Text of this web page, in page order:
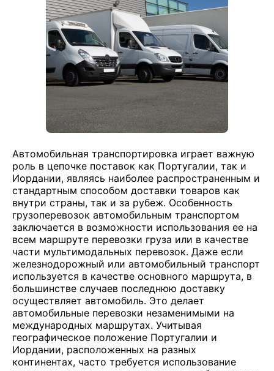
Автомобильная транспортировка играет важную
роль в цепочке поставок как Португалии, так и
Иордании, являясь наиболее распространенным и
стандартным способом доставки товаров как
внутри страны, так и за рубеж. Особенность
грузоперевозок автомобильным транспортом
заключается в возможности использования ее на
всем маршруте перевозки груза или в качестве
части мультимодальных перевозок. Даже если
железнодорожный или автомобильный транспорт
используется в качестве основного маршрута, в
большинстве случаев последнюю доставку
осуществляет автомобиль. Это делает
автомобильные перевозки незаменимыми на
международных маршрутах. Учитывая
географическое положение Португалии и
Иордании, расположенных на разных
континентах, часто требуется использование